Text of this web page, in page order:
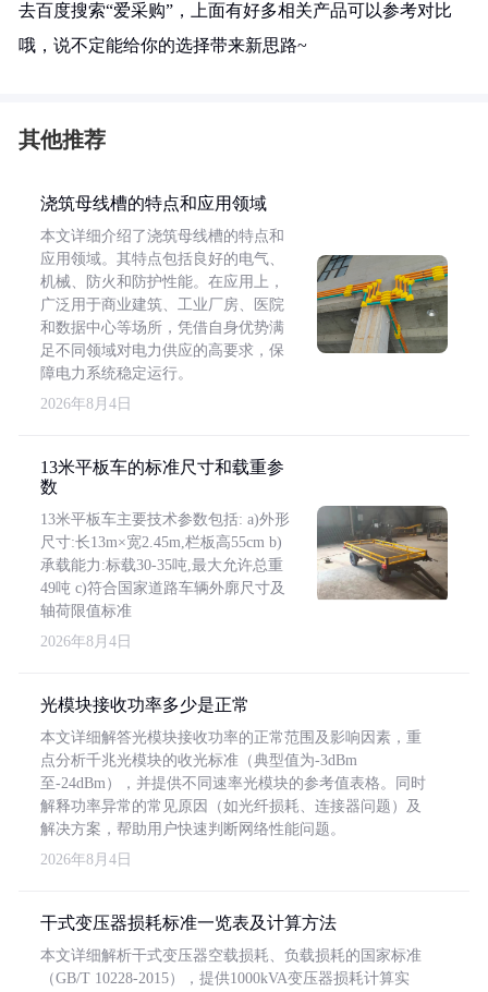
去百度搜索“爱采购”，上面有好多相关产品可以参考对比
哦，说不定能给你的选择带来新思路~
其他推荐
浇筑母线槽的特点和应用领域
本文详细介绍了浇筑母线槽的特点和
应用领域。其特点包括良好的电气、
机械、防火和防护性能。在应用上，
广泛用于商业建筑、工业厂房、医院
和数据中心等场所，凭借自身优势满
足不同领域对电力供应的高要求，保
障电力系统稳定运行。
2026年8月4日
13米平板车的标准尺寸和载重参
数
13米平板车主要技术参数包括: a)外形
尺寸:长13m×宽2.45m,栏板高55cm b)
承载能力:标载30-35吨,最大允许总重
49吨 c)符合国家道路车辆外廓尺寸及
轴荷限值标准
2026年8月4日
光模块接收功率多少是正常
本文详细解答光模块接收功率的正常范围及影响因素，重
点分析千兆光模块的收光标准（典型值为-3dBm
至-24dBm），并提供不同速率光模块的参考值表格。同时
解释功率异常的常见原因（如光纤损耗、连接器问题）及
解决方案，帮助用户快速判断网络性能问题。
2026年8月4日
干式变压器损耗标准一览表及计算方法
本文详细解析干式变压器空载损耗、负载损耗的国家标准
（GB/T 10228-2015），提供1000kVA变压器损耗计算实